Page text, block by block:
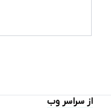
از سراسر وب